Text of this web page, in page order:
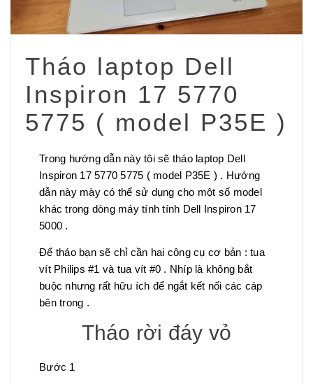
Tháo laptop Dell
Inspiron 17 5770
5775 ( model P35E )
Trong hướng dẫn này tôi sẽ tháo laptop Dell
Inspiron 17 5770 5775 ( model P35E ) . Hướng
dẫn này mày có thể sử dụng cho một số model
khác trong dòng máy tính tính Dell Inspiron 17
5000 .
Để tháo bạn sẽ chỉ cần hai công cụ cơ bản : tua
vít Philips #1 và tua vít #0 . Nhíp là không bắt
buộc nhưng rất hữu ích để ngắt kết nối các cáp
bên trong .
Tháo rời đáy vỏ
Bước 1